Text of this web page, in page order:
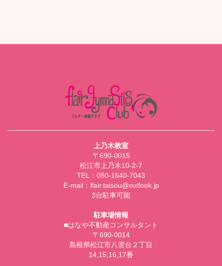
上乃木教室
〒690-0015
松江市上乃木10-2-7
TEL：080-1640-7043
E-mail：flair.taisou@outlook.jp
3台駐車可能
駐車場情報
■はなや不動産コンサルタント
〒690-0014
島根県松江市八雲台２丁目
14,15,16,17番